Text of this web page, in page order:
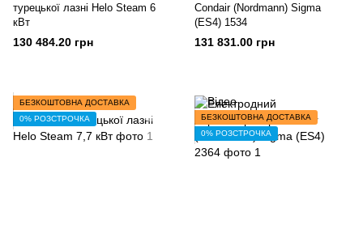
турецької лазні Helo Steam 6
кВт
130 484.20 грн
Condair (Nordmann) Sigma
(ES4) 1534
131 831.00 грн
БЕЗКОШТОВНА ДОСТАВКА
0% РОЗСТРОЧКА
БЕЗКОШТОВНА ДОСТАВКА
0% РОЗСТРОЧКА